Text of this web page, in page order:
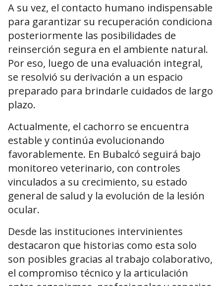
A su vez, el contacto humano indispensable
para garantizar su recuperación condiciona
posteriormente las posibilidades de
reinserción segura en el ambiente natural.
Por eso, luego de una evaluación integral,
se resolvió su derivación a un espacio
preparado para brindarle cuidados de largo
plazo.
Actualmente, el cachorro se encuentra
estable y continúa evolucionando
favorablemente. En Bubalcó seguirá bajo
monitoreo veterinario, con controles
vinculados a su crecimiento, su estado
general de salud y la evolución de la lesión
ocular.
Desde las instituciones intervinientes
destacaron que historias como esta solo
son posibles gracias al trabajo colaborativo,
el compromiso técnico y la articulación